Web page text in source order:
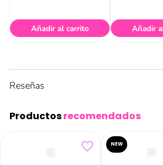
Añadir al carrito Añadir
Reseñas
Productosrecomendados
NEW